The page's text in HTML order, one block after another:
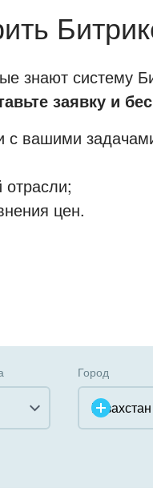
знают систему
заявку и
с вашими
цен.
Город
Казахстан